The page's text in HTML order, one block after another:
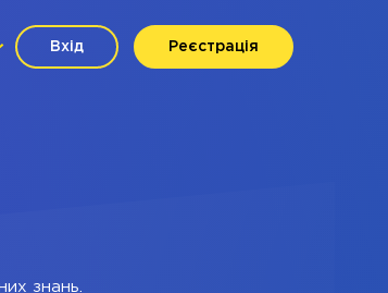
Вхід Реєстрація
знань.